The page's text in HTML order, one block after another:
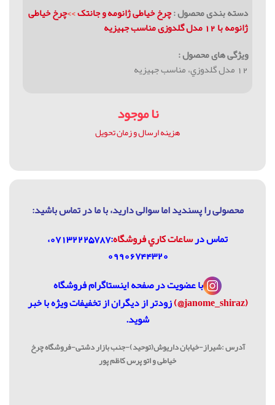
دسته بندی محصول :چرخ خیاطی ژانومه و جانتک>>چرخ خیاطی
ژانومه با 12 مدل گلدوزی مناسب جهيزيه
ویژگی های محصول :
12 مدل گلدوزي، مناسب جهيزيه
نا موجود
هزینه ارسال و زمان تحویل
محصولی را پسندید اما سوالی دارید، با ما در تماس باشيد:
تماس درساعات كاري فروشگاه
:07132225787،
09906744320
با عضویت درصفحه اینستاگرام فروشگاه
(janome_shiraz@)
زودتر از دیگران از تخفیفات ویژه با خبر
شوید.
آدرس :شیراز-خیابان داریوش(توحید)-جنب بازار دشتی-فروشگاه چرخ
خیاطی و اتو پرس کاظم پور